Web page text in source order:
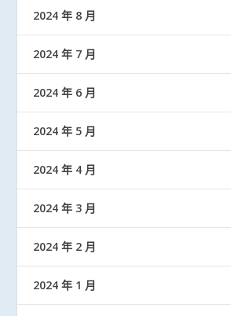
2024 年 8 月
2024 年 7 月
2024 年 6 月
2024 年 5 月
2024 年 4 月
2024 年 3 月
2024 年 2 月
2024 年 1 月